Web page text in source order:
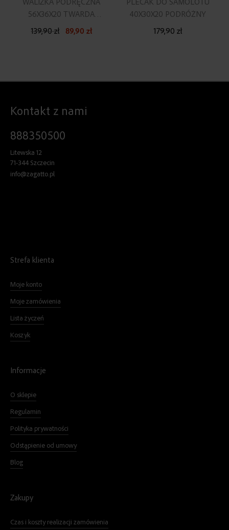
56X36X20 TWARDA
SZAMPAŃSKA
89,90 zł
139,90 zł
40X30X20 PODRÓŻNY
179,90 zł
Kontakt z nami
888350500
Litewska 12
71-344 Szczecin
info@zagatto.pl
Strefa klienta
Moje konto
Moje zamówienia
Lista życzeń
Koszyk
Informacje
O sklepie
Regulamin
Polityka prywatności
Odstąpienie od umowy
Blog
Zakupy
Czas i koszty realizacji zamówienia